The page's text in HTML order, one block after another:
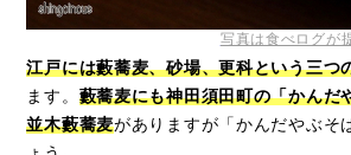
写真は食べログが
江戸には藪蕎麦、砂場、更科という三つ
ます。 藪蕎麦にも神田須田町の「かんだ
並木藪蕎麦がありますが「かんだやぶそ